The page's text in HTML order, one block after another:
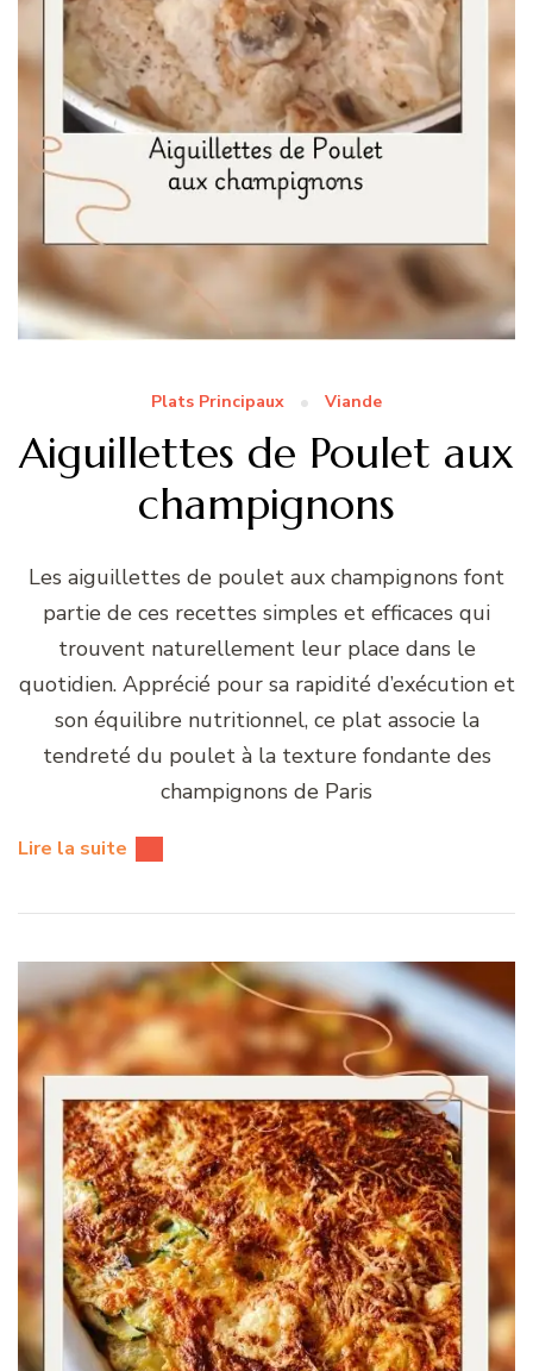
Plats Principaux Viande
Aiguillettes de Poulet aux
champignons
Les aiguillettes de poulet aux champignons font
partie de ces recettes simples et efficaces qui
trouvent naturellement leur place dans le
quotidien. Apprécié pour sa rapidité d’exécution et
son équilibre nutritionnel, ce plat associe la
tendreté du poulet à la texture fondante des
champignons de Paris
Lire la suite